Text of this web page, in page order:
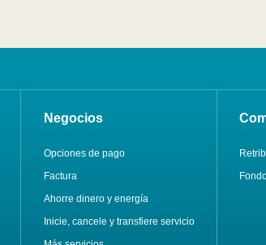
Negocios
Opciones de pago
Factura
Ahorre dinero y energía
Inicie, cancele y transfiere servicio